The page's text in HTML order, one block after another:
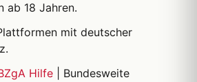
ab 18 Jahren.
mit deutscher
Hilfe | Bundesweite